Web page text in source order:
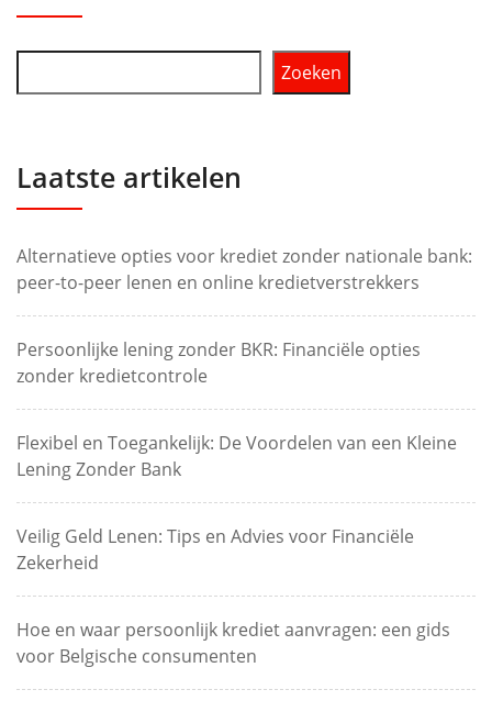
Zoeken
Laatste artikelen
Alternatieve opties voor krediet zonder nationale bank:
peer-to-peer lenen en online kredietverstrekkers
Persoonlijke lening zonder BKR: Financiële opties
zonder kredietcontrole
Flexibel en Toegankelijk: De Voordelen van een Kleine
Lening Zonder Bank
Veilig Geld Lenen: Tips en Advies voor Financiële
Zekerheid
Hoe en waar persoonlijk krediet aanvragen: een gids
voor Belgische consumenten